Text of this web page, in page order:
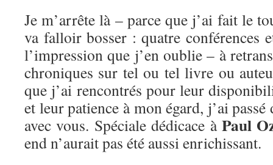
Je m’arrête là – parce que j’ai fait le
va falloir bosser : quatre conférences
l’impression que j’en oublie – à
chroniques sur tel ou tel livre ou
que j’ai rencontrés pour leur
et leur patience à mon égard, j’ai
avec vous. Spéciale dédicace à Paul
end n’aurait pas été aussi enrichissant.